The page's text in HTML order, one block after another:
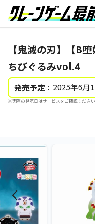
【鬼滅の刃】【B
ちびぐるみvol.4
発売予定： 2025年6月
※実際の発売日はサービスをご確認ください